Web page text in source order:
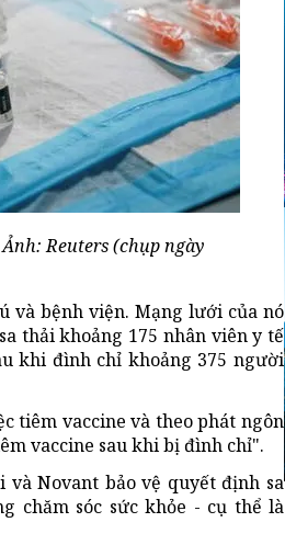
Reuters (chụp ngày
và bệnh viện. Mạng lưới của nó
thải khoảng 175 nhân viên y tế
khi đình chỉ khoảng 375 người
tiêm vaccine và theo phát ngôn
vaccine sau khi bị đình chỉ".
và Novant bảo vệ quyết định sa
chăm sóc sức khỏe - cụ thể là